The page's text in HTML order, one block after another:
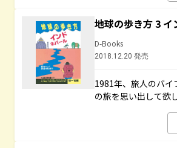
地球の歩き方 3 イ
D-Books
2018.12.20 発売
1981年、旅人のバ
の旅を思い出して欲